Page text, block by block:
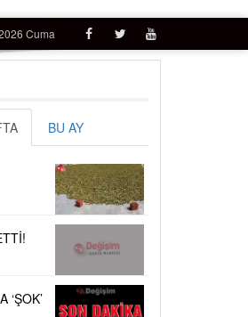
Cuma
BU AY
‘ŞOK’